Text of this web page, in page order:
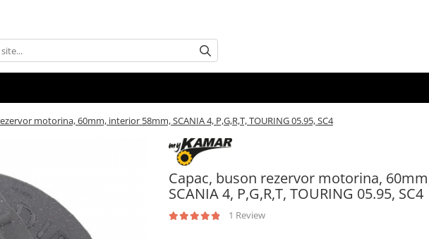
motorina, 60mm, interior 58mm, SCANIA 4, P,G,R,T, TOURING 05.95, SC4
Capac, buson rezervor motorina,
SCANIA 4, P,G,R,T, TOURING 05.95, SC4
1 Review